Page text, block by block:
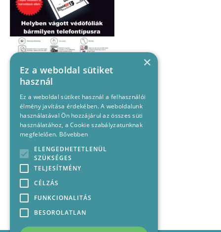
×
Ez a weboldal sütiket
használ
Ez a weboldal sütiket használ a felhasználói
élmény javítása érdekében. A weboldalunk
használatával Ön hozzájárul az összes süti
használatához, a Cookie szabályzatunknak
megfelelően. Bővebben
ELENGEDHETETLENÜL
SZÜKSÉGES
TELJESÍTMÉNY
CÉLZÁS
FUNKCIONALITÁS
BESOROLATLAN